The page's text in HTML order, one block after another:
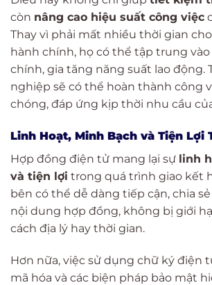
còn nâng cao hiệu suất công việc
Thay vì phải mất nhiều thời gian
hành chính, họ có thể tập trung
chính, gia tăng năng suất lao động.
nghiệp sẽ có thể hoàn thành công
chóng, đáp ứng kịp thời nhu cầu
Linh Hoạt, Minh Bạch và Tiện Lợi
Hợp đồng điện tử mang lại sự linh
và tiện lợi trong quá trình giao kết
bên có thể dễ dàng tiếp cận, chia
nội dung hợp đồng, không bị giới
cách địa lý hay thời gian.
Hơn nữa, việc sử dụng chữ ký điện
mã hóa và các biện pháp bảo mật